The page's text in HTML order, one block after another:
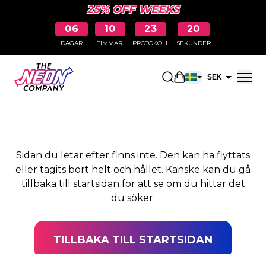
25% OFF WEEKS
06
DAGAR
10
TIMMAR
23
PROTOKOLL
20
SEKUNDER
ÖppnaSEK
SIDAN HITTADES INTE
Sidan du letar efter finns inte. Den kan ha flyttats
eller tagits bort helt och hållet. Kanske kan du gå
tillbaka till startsidan för att se om du hittar det
du söker.
TILLBAKA TILL STARTSIDAN